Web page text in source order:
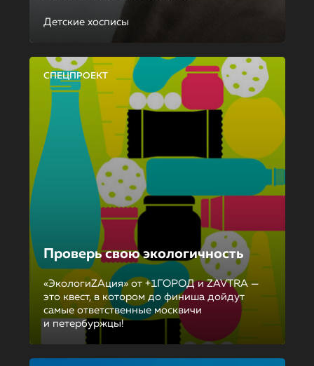
Детские хосписы
СПЕЦПРОЕКТ
Проверь свою экологичность
«ЭкологиZAция» от +1ГОРОД и ZAVTRA —
это квест, в котором до финиша дойдут
самые ответственные москвичи
и петербуржцы!